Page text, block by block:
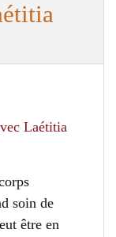
soin de
être en